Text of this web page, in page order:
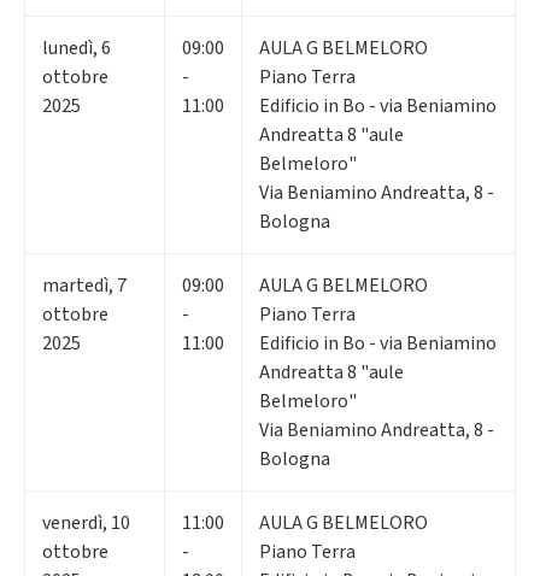
lunedì,6
ottobre
2025
09:00
-
11:00
AULA G BELMELORO
Piano Terra
Edificio in Bo - via Beniamino
Andreatta 8 "aule
Belmeloro"
Via Beniamino Andreatta, 8 -
Bologna
martedì, 7
ottobre
2025
09:00
-
11:00
AULA G BELMELORO
Piano Terra
Edificio in Bo - via Beniamino
Andreatta 8 "aule
Belmeloro"
Via Beniamino Andreatta, 8 -
Bologna
venerdì, 10
ottobre
11:00
-
AULA G BELMELORO
Piano Terra